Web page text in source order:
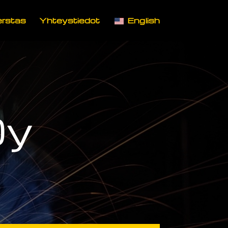
Yhteystiedot English